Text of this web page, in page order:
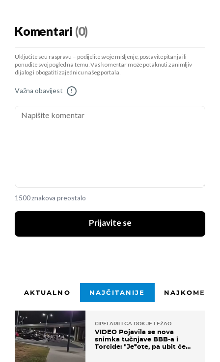
Komentari (0)
Uključite se u raspravu – podijelite svoje mišljenje, postavite pitanja ili
ponudite svoj pogled na temu. Vaš komentar može potaknuti zanimljiv
dijalog i obogatiti zajednicu našeg portala.
Važna obavijest !
1500 znakova preostalo
Prijavite se
AKTUALNO NAJČITANIJE
CIPELARILI GA DOK JE LEŽAO
VIDEO Pojavila se nova
snimka tučnjave BBB-a i
Torcide: "Je*ote, pa ubit će